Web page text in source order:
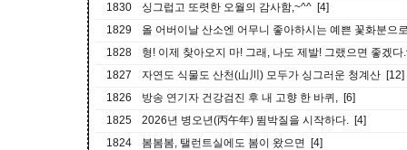
1830
싱그럽고 또렷한 오월의 감사함,~^^ [4]
1829
올 어버이날 산소엔 어무니 좋아하시는 예쁜 꽃화분으
1828
형! 이제 찾아오지 마! 그래, 나도 제발! 그랬으면 좋겠
1827
자연도 식물도 산천(山川) 모두가 싱그러운 청계산 [12]
1826
방송 연기자 건강검진 후 내 고향 한 바퀴, [6]
1825
2026년 병오년(丙午年) 뜀박질을 시작하다. [4]
1824
봄봄봄, 탤런트실에도 봄이 왔으면 [4]